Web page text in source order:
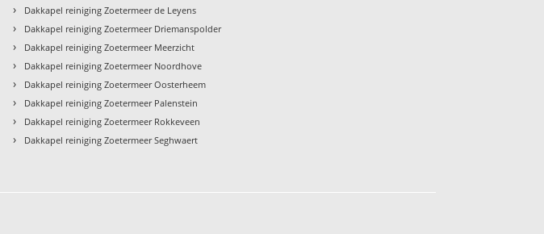
› Dakkapel reiniging Zoetermeer de Leyens
› Dakkapel reiniging Zoetermeer Driemanspolder
› Dakkapel reiniging Zoetermeer Meerzicht
› Dakkapel reiniging Zoetermeer Noordhove
› Dakkapel reiniging Zoetermeer Oosterheem
› Dakkapel reiniging Zoetermeer Palenstein
› Dakkapel reiniging Zoetermeer Rokkeveen
› Dakkapel reiniging Zoetermeer Seghwaert